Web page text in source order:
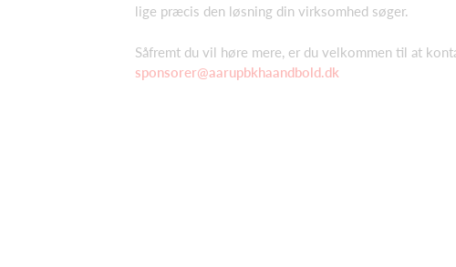
lige præcis den løsning din virksomhed søger.
Såfremt du vil høre mere, er du velkommen til at
sponsorer@aarupbkhaandbold.dk